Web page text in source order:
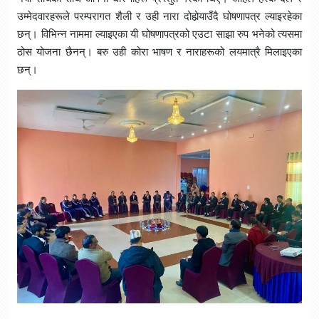
उम्मेदवारहरूले परम्परागत शैली र उही नारा दोहोर्‍याउँदै घोषणापत्र ल्याइरहेका
छन्। विभिन्न नाममा ल्याइएका यी घोषणापत्रको एउटा साझा रुप भनेको त्यसमा
ठोस योजना छैनन्। बरु उही कोरा भाषण र नाराहरूको लयमात्रै मिलाइएका
छन्।